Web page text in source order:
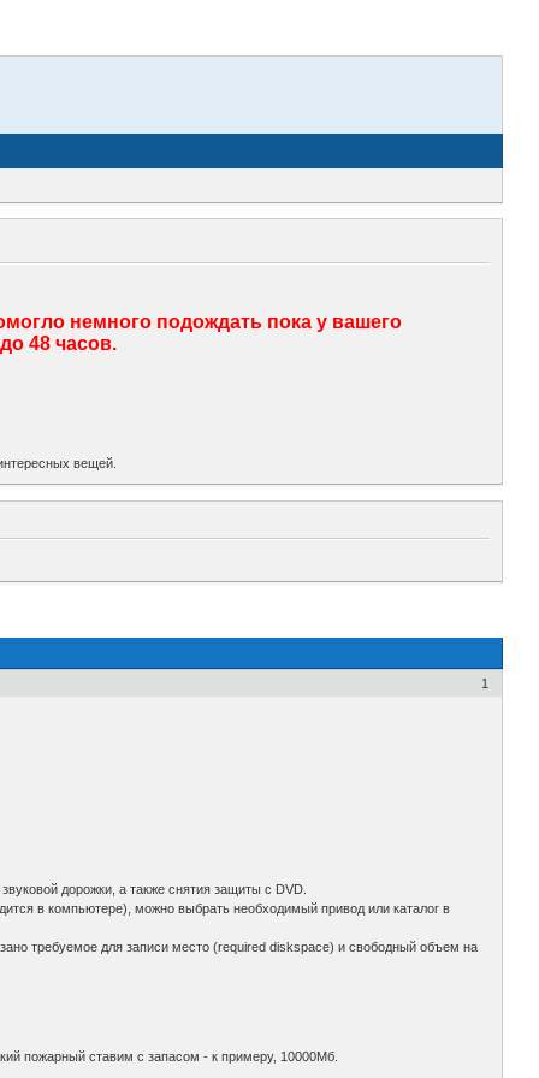
немного подождать пока у вашего
48 часов.
вещей.
1
дорожки, а также снятия защиты с DVD.
в компьютере), можно выбрать необходимый привод или каталог в
требуемое для записи место (required diskspace) и свободный объем на
пожарный ставим с запасом - к примеру, 10000Мб.